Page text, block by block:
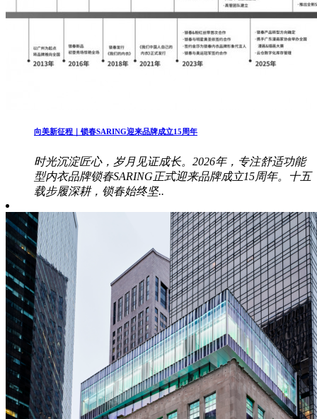
向美新征程｜锁春SARING迎来品牌成立15周年
时光沉淀匠心，岁月见证成长。2026年，专注舒适功能
型内衣品牌锁春SARING正式迎来品牌成立15周年。十五
载步履深耕，锁春始终坚..